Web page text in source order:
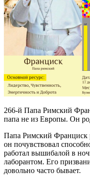
266-й Папа Римский
папа не из Европы. Он
Папа Римский Франциск
он почувствовал
работал вышибалой в
лаборантом. Его
довольно часто бывает.